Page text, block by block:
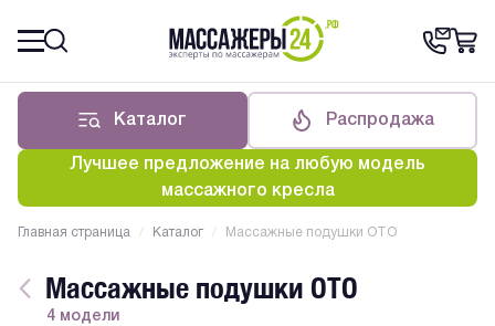
Каталог Распродажа
Лучшее предложение на любую модель
массажного кресла
Главная страница / Каталог / Массажные подушки OTO
Массажные подушки OTO
4 модели